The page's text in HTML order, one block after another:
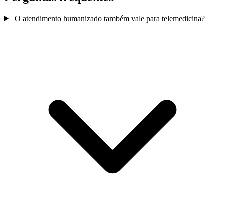
O atendimento humanizado também vale para telemedicina?